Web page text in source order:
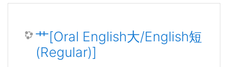
艹[Oral English大/English短
(Regular)]